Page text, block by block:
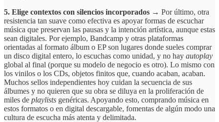
5. Elige contextos con silencios incorporados → Por último, otra
resistencia tan suave como efectiva es apoyar formas de escuchar
música que preservan las pausas y la intención artística, aunque estas
sean digitales. Por ejemplo, Bandcamp y otras plataformas
orientadas al formato álbum o EP son lugares donde sueles comprar
un disco digital entero, lo escuchas como unidad, y no hay autoplay
global al final (porque su modelo de negocio es otro). Lo mismo con
los vinilos o los CDs, objetos finitos que, cuando acaban, acaban.
Muchos sellos independientes hoy cuidan la secuencia de sus
álbumes y no quieren que su obra se diluya en la proliferación de
miles de playlists genéricas. Apoyando esto, comprando música en
estos formatos o en digital descargable, fomentas de algún modo una
cultura de escucha más atenta y delimitada.